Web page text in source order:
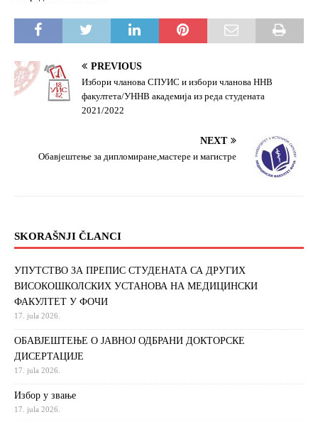
PREVIOUS
Избори чланова СПУИС и избори чланова ННВ
факултета/УННВ академија из реда студената
2021/2022
NEXT
Обавјештење за дипломиране,мастере и магистре
SKORAŠNJI ČLANCI
УПУТСТВО ЗА ПРЕПИС СТУДЕНАТА СА ДРУГИХ
ВИСОКОШКОЛСКИХ УСТАНОВА НА МЕДИЦИНСКИ
ФАКУЛТЕТ У ФОЧИ
17. jula 2026.
ОБАВЈЕШТЕЊЕ О ЈАВНОЈ ОДБРАНИ ДОКТОРСКЕ
ДИСЕРТАЦИЈЕ
17. jula 2026.
Избор у звање
17. jula 2026.